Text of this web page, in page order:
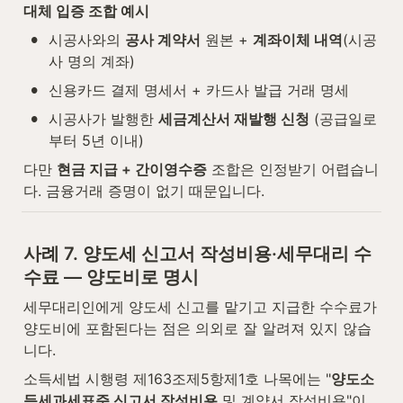
대체 입증 조합 예시
• 시공사와의 공사 계약서 원본 + 계좌이체 내역(시공
사 명의 계좌)
• 신용카드 결제 명세서 + 카드사 발급 거래 명세
• 시공사가 발행한 세금계산서 재발행 신청 (공급일로
부터 5년 이내)
다만 현금 지급 + 간이영수증 조합은 인정받기 어렵습니
다. 금융거래 증명이 없기 때문입니다.
사례 7. 양도세 신고서 작성비용·세무대리 수
수료 — 양도비로 명시
세무대리인에게 양도세 신고를 맡기고 지급한 수수료가
양도비에 포함된다는 점은 의외로 잘 알려져 있지 않습
니다.
소득세법 시행령 제163조제5항제1호 나목에는 "양도소